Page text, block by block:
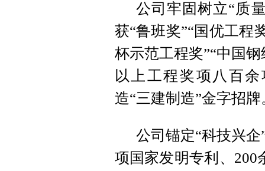
公司牢固树立“质
获“鲁班奖”“国优工程
杯示范工程奖”“中国
以上工程奖项八百
造“三建制造”金字招牌
公司锚定“科技兴
项国家发明专利、200